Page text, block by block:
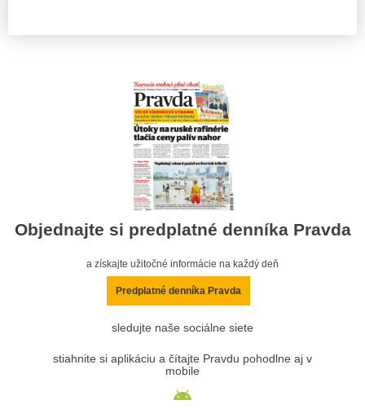
Objednajte si predplatné denníka Pravda
a získajte užitočné informácie na každý deň
Predplatné denníka Pravda
sledujte naše sociálne siete
stiahnite si aplikáciu a čítajte Pravdu pohodlne aj v
mobile